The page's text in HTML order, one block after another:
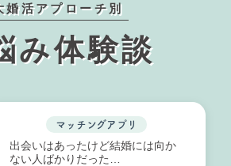
婚活アプローチ別
み体験談
マッチングアプリ
出会いはあったけど結婚には向か
ない人ばかりだった…